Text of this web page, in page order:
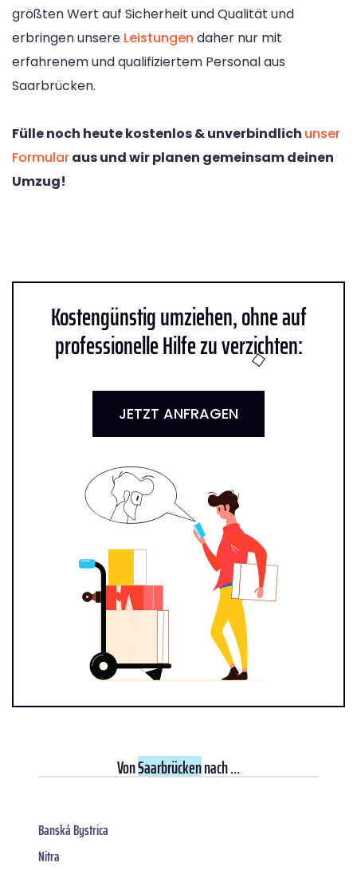
größten Wert auf Sicherheit und Qualität und
erbringen unsere Leistungen daher nur mit
erfahrenem und qualifiziertem Personal aus
Saarbrücken.
Fülle noch heute kostenlos & unverbindlich unser
Formularaus und wir planen gemeinsam deinen
Umzug!
Kostengünstig umziehen, ohne auf
professionelle Hilfe zu verzichten:
JETZT ANFRAGEN
VonSaarbrückennach ...
Banská Bystrica
Nitra